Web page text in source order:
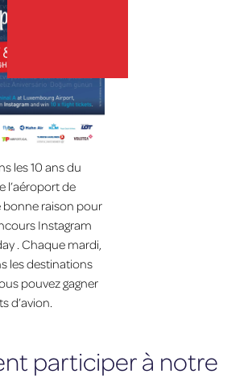
lux-Airport
les 10 ans du
l’aéroport de
bonne raison pour
Instagram
. Chaque mardi,
les destinations
pouvez gagner
d’avion.
participer à notre